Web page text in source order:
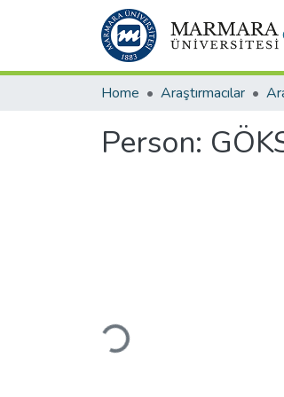
Home Araştırmacılar
Person:
Loading...